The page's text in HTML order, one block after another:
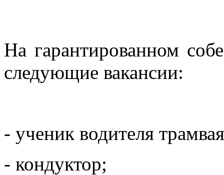
На гарантированном
следующие вакансии:
- ученик водителя
- кондуктор;